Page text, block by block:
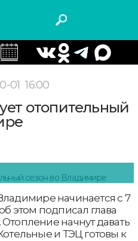
01 16:00
отопительный
начинается с 7
этом подписал глава
начнут давать
и ТЭЦ готовы к